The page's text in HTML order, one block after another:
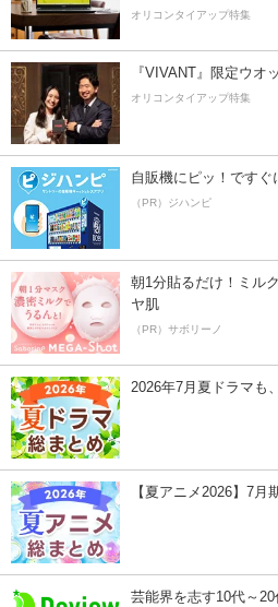
オリコンタイアップ特集
『VIVANT』限定ウオ
オリコンタイアップ特集
自販機にピッ！ですぐ
（PR）ジハンピ
朝1分貼るだけ！ミル
ヤ肌
（PR）サボリーノ
2026年7月夏ドラマも
【夏アニメ2026】7月
芸能界を志す10代～